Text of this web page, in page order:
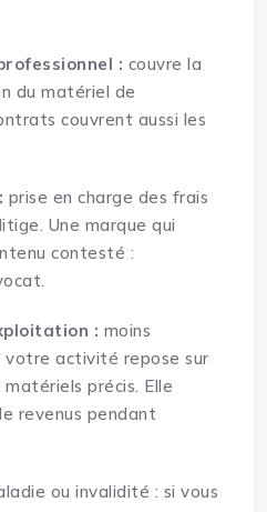
: couvre la
du matériel de
couvrent aussi les
prise en charge des frais
Une marque qui
contesté :
: moins
activité repose sur
précis. Elle
revenus pendant
ou invalidité : si vous